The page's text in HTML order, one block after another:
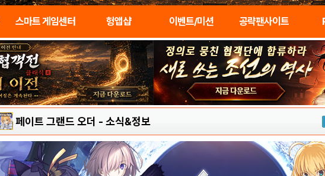
스마트 게임센터 헝앱샵 이벤트/미션 공략팬사이트
페이트 그랜드 오더 - 소식&정보